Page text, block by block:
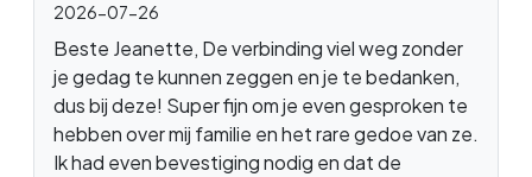
2026-07-26
Beste Jeanette, De verbinding viel weg zonder
je gedag te kunnen zeggen en je te bedanken,
dus bij deze! Super fijn om je even gesproken te
hebben over mij familie en het rare gedoe van ze.
Ik had even bevestiging nodig en dat de